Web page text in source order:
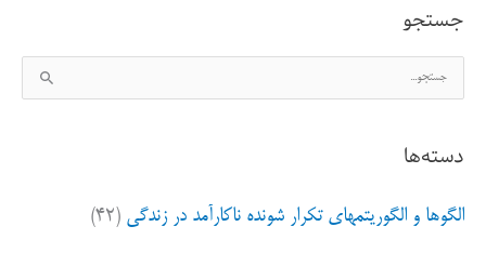
،نمی
توانیم
نمی
خواهیم
جستجو
س
ج
ب
دسته‌ها
الگوها و الگوریتمهای تکرار شونده ناکارآمد در زندگی (۴۲)